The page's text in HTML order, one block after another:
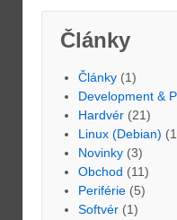
Články
Články (1)
Development &
Hardvér (21)
Linux (Debian)
Novinky (3)
Obchod (11)
Periférie (5)
Softvér (1)